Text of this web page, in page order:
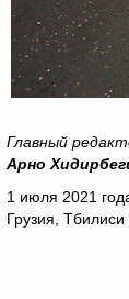
Главный
Арно
1 июля 2021
Грузия, Тбилиси